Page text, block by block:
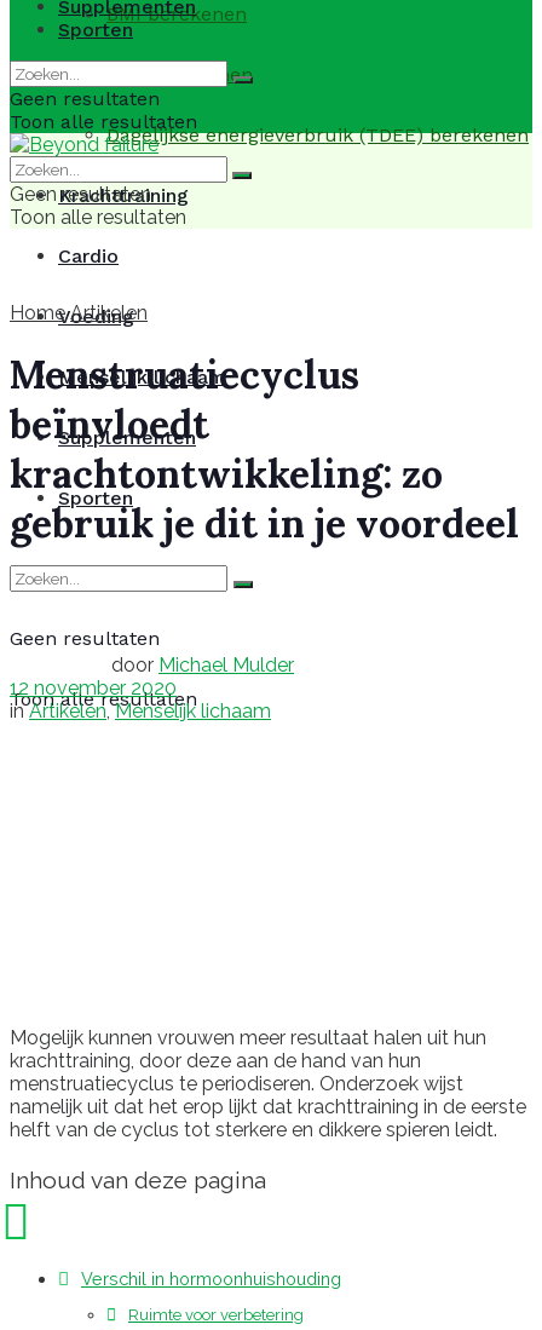
BMI berekenen
BMR berekenen
Dagelijkse energieverbruik (TDEE) berekenen
Krachttraining
Cardio
Voeding
Menselijk lichaam
Supplementen
Sporten
Geen resultaten
Toon alle resultaten
Supplementen
Sporten
Geen resultaten
Toon alle resultaten
Geen resultaten
Toon alle resultaten
Home Artikelen
Menstruatiecyclus
beïnvloedt
krachtontwikkeling: zo
gebruik je dit in je voordeel
door Michael Mulder
12 november 2020
in Artikelen,Menselijk lichaam
Mogelijk kunnen vrouwen meer resultaat halen uit hun
krachttraining, door deze aan de hand van hun
menstruatiecyclus te periodiseren. Onderzoek wijst
namelijk uit dat het erop lijkt dat krachttraining in de eerste
helft van de cyclus tot sterkere en dikkere spieren leidt.
Inhoud van deze pagina
Verschil in hormoonhuishouding
Ruimte voor verbetering